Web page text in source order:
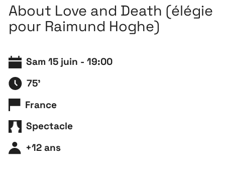
About Love and Death (élégie
pour Raimund Hoghe)
Sam 15 juin - 19:00
75'
France
Spectacle
+12 ans